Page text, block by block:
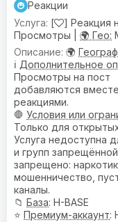
Реакции
[
] Реакция
Просмотры | 🌍 Гео:
🌍
ℹ️ Дополнительное
Просмотры на пост
добавляются
реакциями.
🛑 Условия или
Только для
Услуга недоступна
и групп
запрещено:
мошенничество,
каналы.
📁 База: H-BASE
⭐ Премиум-аккаунт: